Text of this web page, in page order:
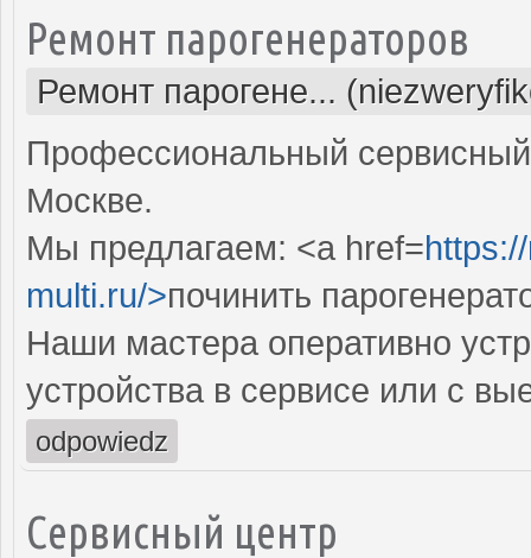
Ремонт парогенераторов
Ремонт парогене...
Профессиональный
Москве.
Мы предлагаем: <a href=
multi.ru/>починить
Наши мастера оперативно
устройства в сервисе или с
odpowiedz
Сервисный центр